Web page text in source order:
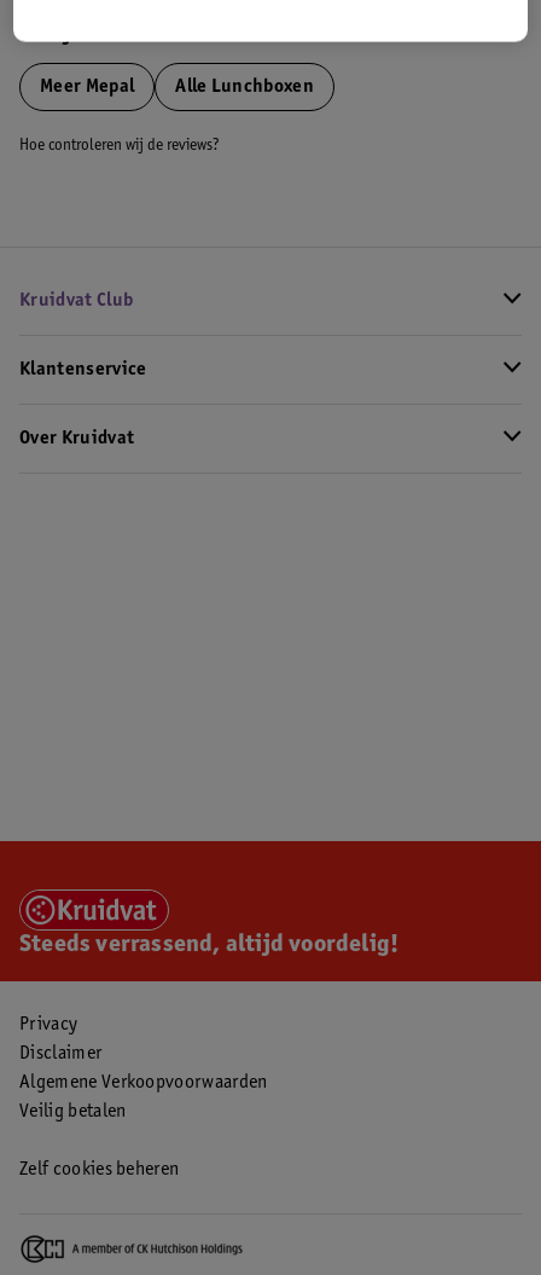
Bekijk ook
Meer Mepal Alle Lunchboxen
Hoe controleren wij de reviews?
Kruidvat Club
Klantenservice
Over Kruidvat
Steeds verrassend, altijd voordelig!
Privacy
Disclaimer
Algemene Verkoopvoorwaarden
Veilig betalen
Zelf cookies beheren